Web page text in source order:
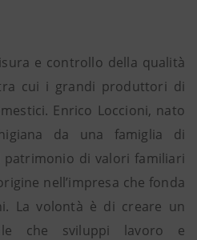
e controllo della qualità
cui i grandi produttori di
Enrico Loccioni, nato
da una famiglia di
di valori familiari
nell’impresa che fonda
La volontà è di creare un
che sviluppi lavoro e